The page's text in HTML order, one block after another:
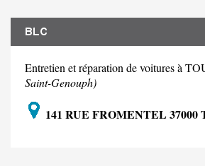
BLC
Entretien et réparation de voitures à
Saint-Genouph)
141 RUE FROMENTEL 37000